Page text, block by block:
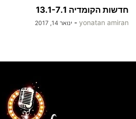
חדשות הקומדיה 13.1-7.1
yonatan amiran
- ינואר 14, 2017